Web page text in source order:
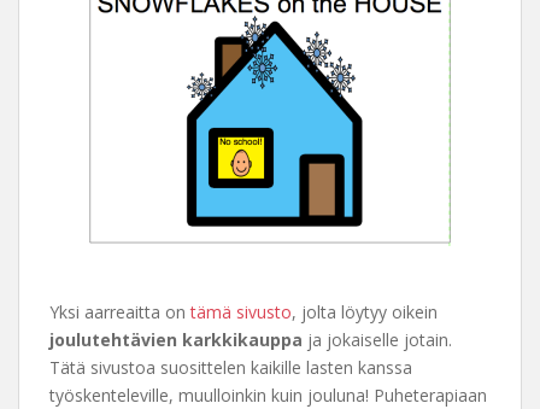
Yksi aarreaitta ontämä sivusto, jolta löytyy oikein
joulutehtävien karkkikauppa ja jokaiselle jotain.
Tätä sivustoa suosittelen kaikille lasten kanssa
työskenteleville, muulloinkin kuin jouluna! Puheterapiaan